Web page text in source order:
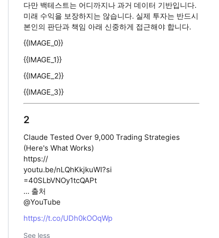
다만 백테스트는 어디까지나 과거 데이터 기반입니다.
미래 수익을 보장하지는 않습니다. 실제 투자는 반드시
본인의 판단과 책임 아래 신중하게 접근해야 합니다.
{{IMAGE_0}}
{{IMAGE_1}}
{{IMAGE_2}}
{{IMAGE_3}}
2
Claude Tested Over 9,000 Trading Strategies
(Here's What Works)
https://
youtu.be/nLQhKkjkuWI?si
=40SLbVNOy1tcQAPt
… 출처
@YouTube
https://t.co/UDh0kOOqWp
See less